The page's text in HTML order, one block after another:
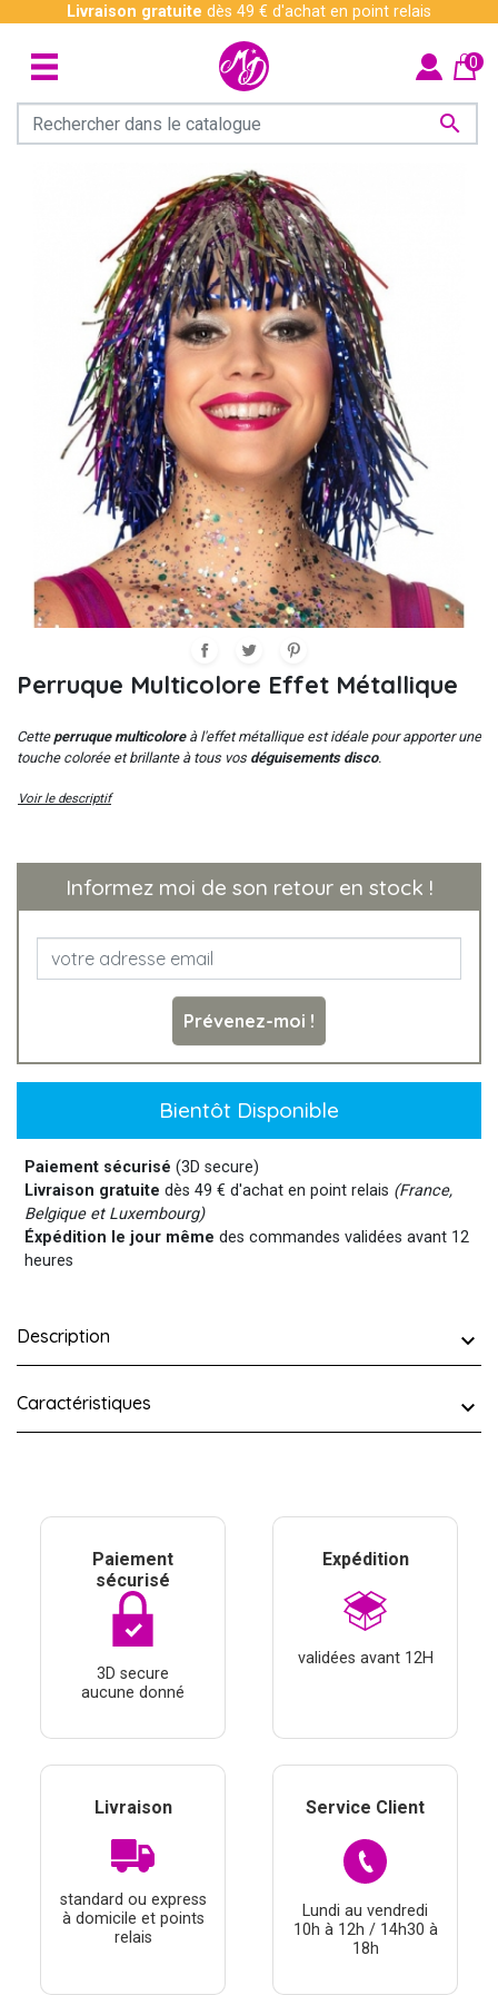
Livraison gratuite dès 49 € d'achat en point relais

0
Perruque Multicolore Effet Métallique
Cetteperruque multicoloreà l'effet métallique est idéale pour apporter une
touche colorée et brillante à tous vos déguisements disco.
Voir le descriptif
Informez moi de son retour en stock !
Prévenez-moi !
Bientôt Disponible
Paiement sécurisé (3D secure)
Livraison gratuite dès 49 € d'achat en point relais (France,
Belgique et Luxembourg)
Éxpédition le jour même des commandes validées avant 12
heures
Description
Caractéristiques
Paiement
sécurisé
3D secure
aucune donné
Expédition
validées avant 12H
Livraison
standard ou express
à domicile et points
relais
Service Client
Lundi au vendredi
10h à 12h / 14h30 à
18h